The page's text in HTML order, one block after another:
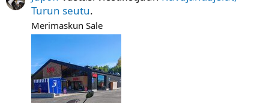
Turun seutu.
Merimaskun Sale